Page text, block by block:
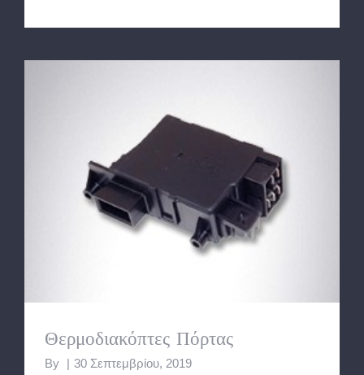
Θερμοδιακόπτες Πόρτας
Θερμοδιακόπτες Πόρτας
By 30 Σεπτεμβρίου, 2019